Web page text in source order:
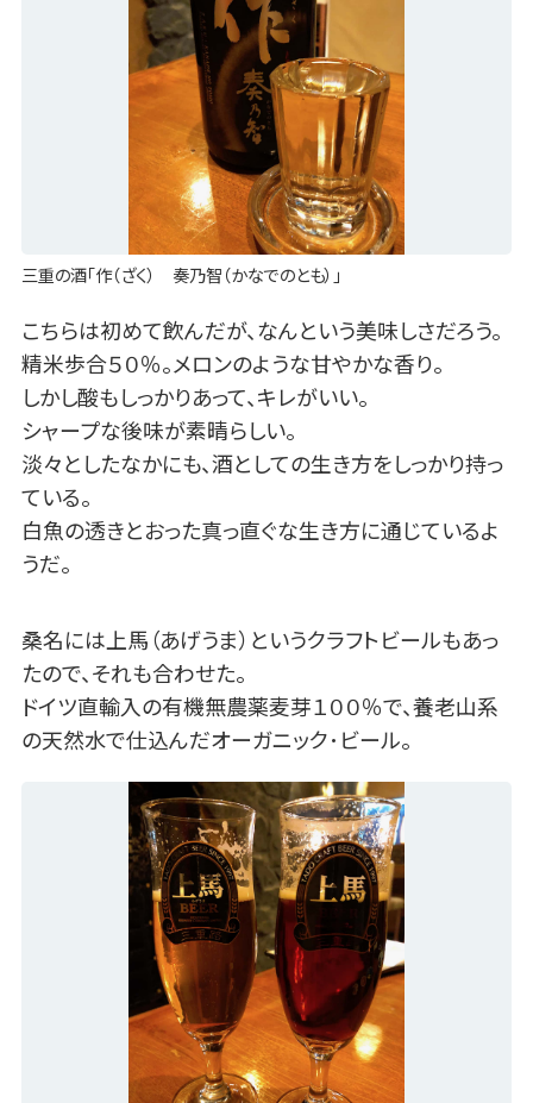
三重の酒「作（ざく） 奏乃智（かなでのとも）」
こちらは初めて飲んだが、なんという美味しさだろう。
精米歩合５０％。メロンのような甘やかな香り。
しかし酸もしっかりあって、キレがいい。
シャープな後味が素晴らしい。
淡々としたなかにも、酒としての生き方をしっかり持っ
ている。
白魚の透きとおった真っ直ぐな生き方に通じているよ
うだ。
桑名には上馬（あげうま）というクラフトビールもあっ
たので、それも合わせた。
ドイツ直輸入の有機無農薬麦芽１００％で、養老山系
の天然水で仕込んだオーガニック･ビール。